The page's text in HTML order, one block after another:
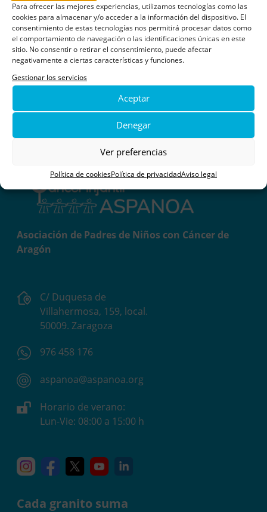
Para ofrecer las mejores experiencias, utilizamos tecnologías como las
cookies para almacenar y/o acceder a la información del dispositivo. El
consentimiento de estas tecnologías nos permitirá procesar datos como
el comportamiento de navegación o las identificaciones únicas en este
sitio. No consentir o retirar el consentimiento, puede afectar
negativamente a ciertas características y funciones.
Gestionar los servicios
Aceptar
Denegar
Ver preferencias
Política de cookiesPolítica de privacidadAviso legal
Asociación de Padres de Niños con Cáncer de
Aragón
C/ Duquesa de
Villahermosa, 159, local.
50009. Zaragoza
976 458 176
aspanoa@aspanoa.org
Horario de verano:
Lun-Vie: 08:00 a 15:00 h
InstagramFacebook
X YouTube
Cada granito suma